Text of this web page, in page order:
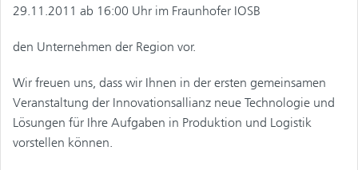
29.11.2011 ab 16:00 Uhr im Fraunhofer IOSB
den Unternehmen der Region vor.
Wir freuen uns, dass wir Ihnen in der ersten gemeinsamen
Veranstaltung der Innovationsallianz neue Technologie und
Lösungen für Ihre Aufgaben in Produktion und Logistik
vorstellen können.